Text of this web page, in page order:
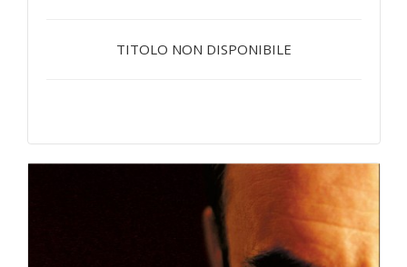
TITOLO NON DISPONIBILE